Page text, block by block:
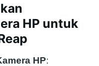
HP untuk
HP: